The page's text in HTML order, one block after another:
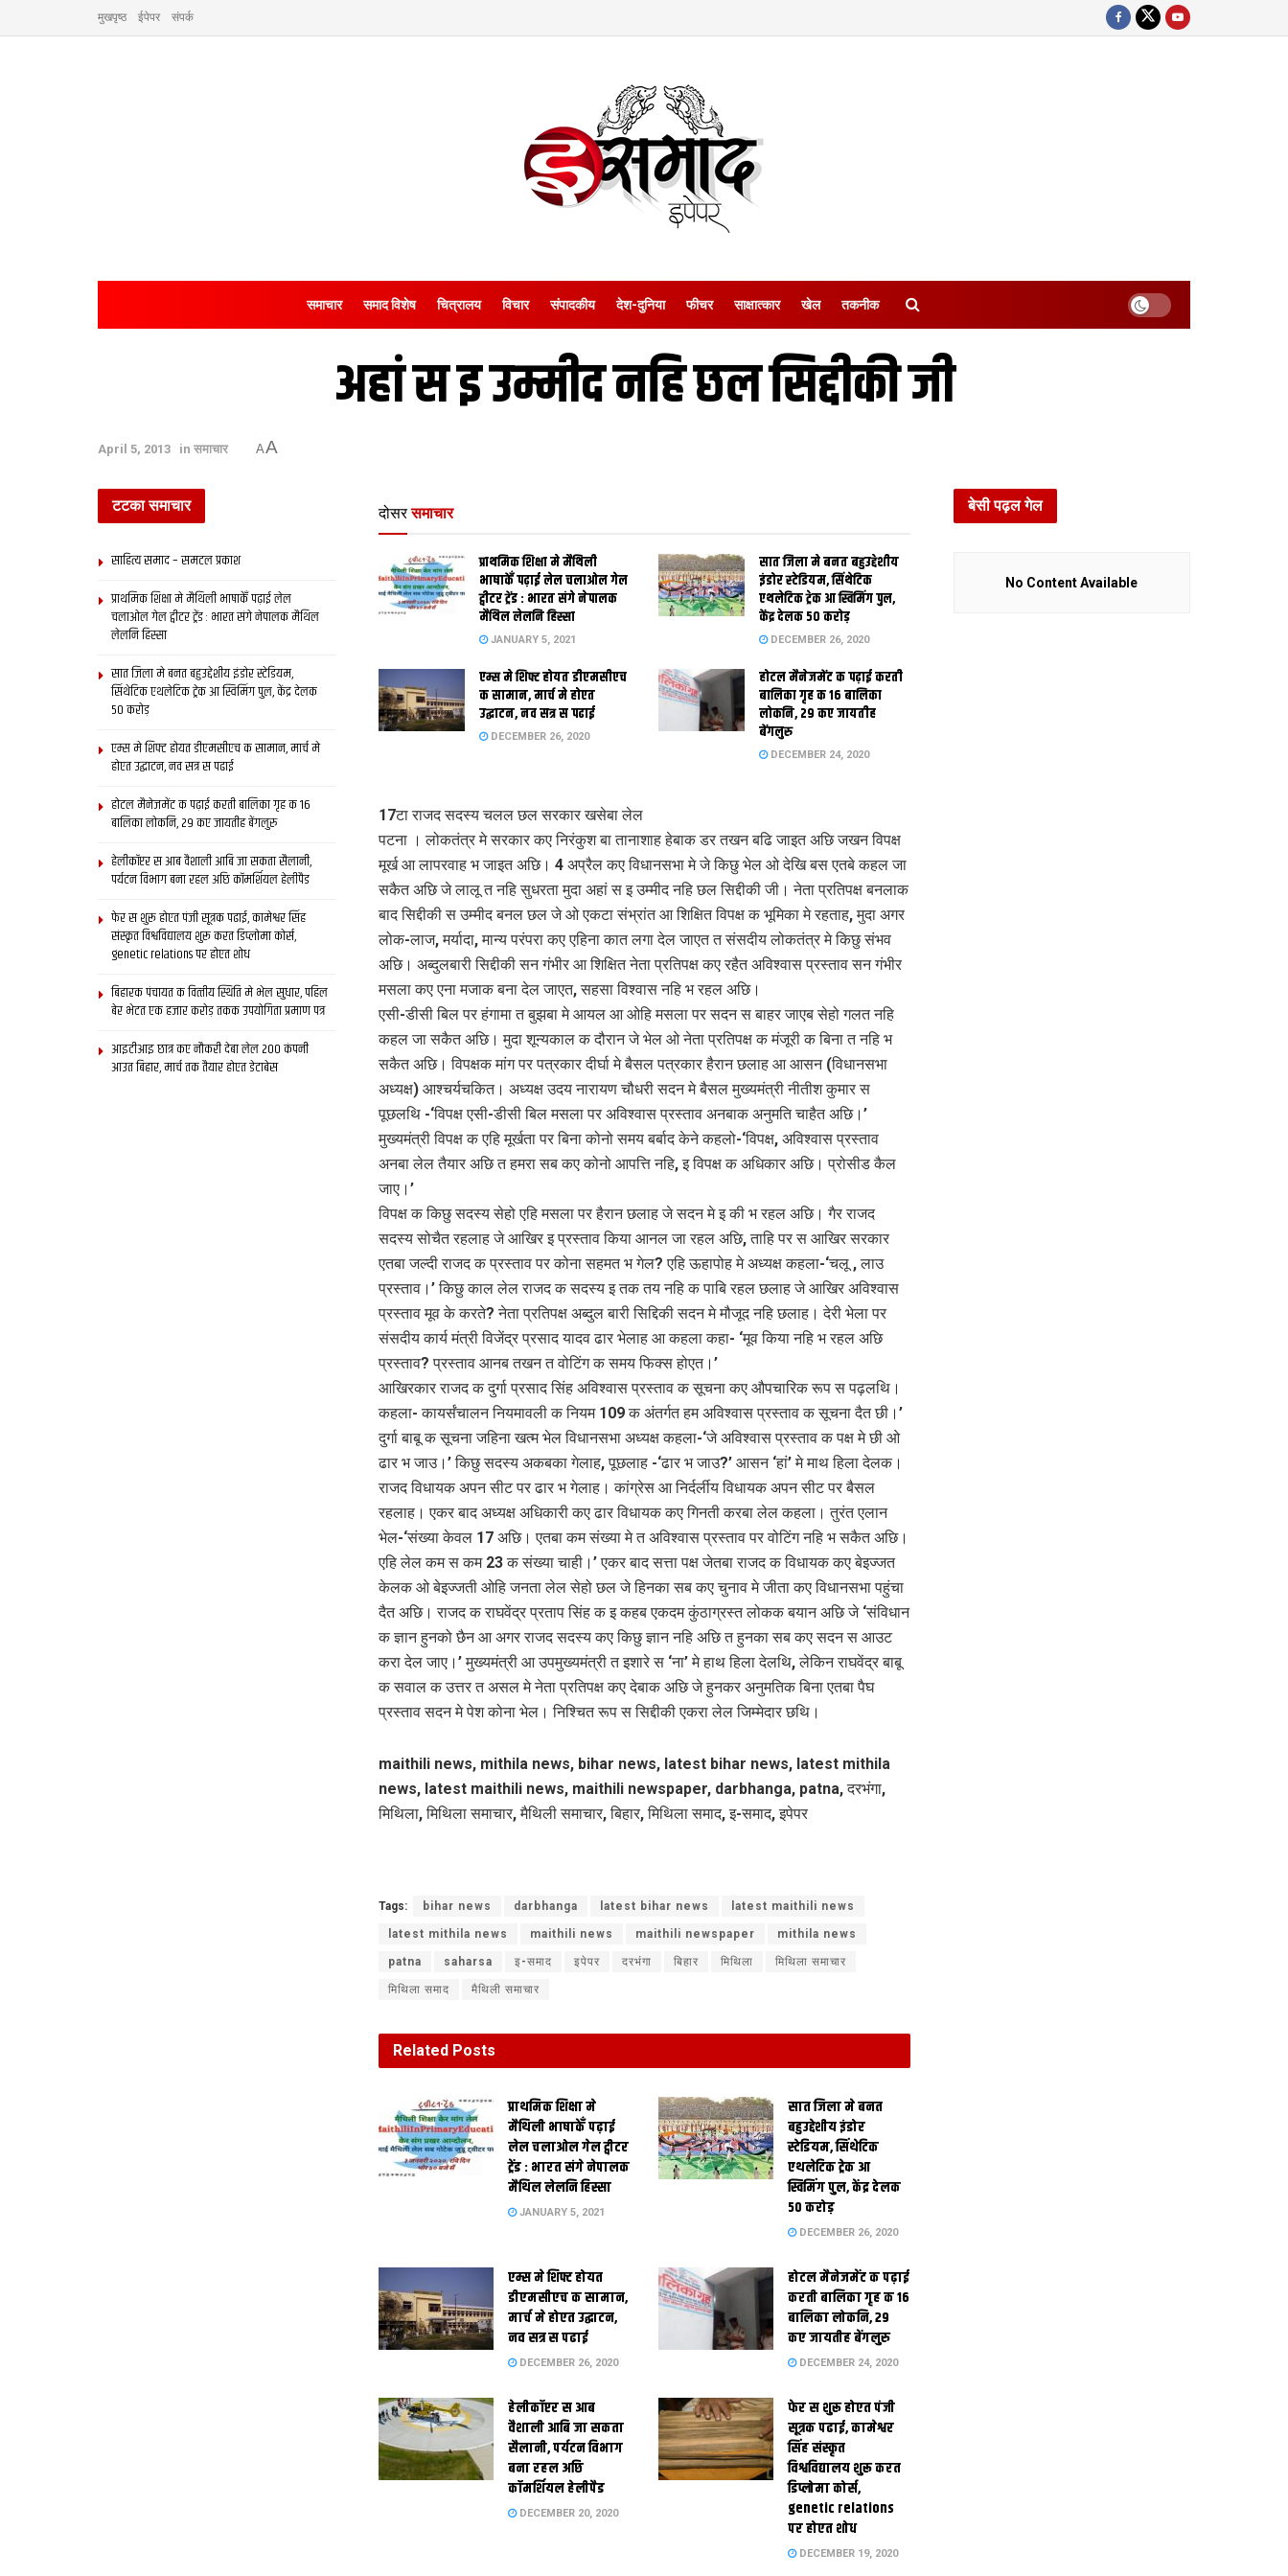
मुखपृष्ठ ईपेपर संपर्क
समाचार समाद विशेष चित्रालय विचार संपादकीय देश-दुनिया फीचर साक्षात्‍कार खेल तकनीक
अहां स इ उम्मीद नहि छल सिद्दीकी जी
April 5, 2013 in समाचार AA
दोसर समाचार
प्राथमिक शि‍क्षा मे मैथि‍ली
भाषाकेँ पढ़ाई लेल चलाओल गेल
ट्वीटर ट्रेंड : भारत संगे नेपालक
मैथिल लेलनि हिस्सा
JANUARY 5, 2021
सात जिला मे बनत बहुउद्देशीय
इंडोर स्‍टेडि‍यम, सिंथेटिक
एथलेटिक ट्रेक आ स्विमिंग पुल,
केंद्र देलक 50 करोड़
DECEMBER 26, 2020
एम्स मे शिफ्ट होयत डीएमसीएच
क सामान, मार्च मे होएत
उद्घाटन, नव सत्र स पढाई
DECEMBER 26, 2020
होटल मैनेजमेंट क पढ़ाई करती
बालिका गृह क 16 बालिका
लोकनि, 29 कए जायतीह
बेंगलुरु
DECEMBER 24, 2020
17टा राजद सदस्य चलल छल सरकार खसेबा लेल
पटना । लोकतंत्र मे सरकार कए निरंकुश बा तानाशाह हेबाक डर तखन बढि जाइत अछि जखन विपक्ष
मूर्ख आ लापरवाह भ जाइत अछि। 4 अप्रैल कए विधानसभा मे जे किछु भेल ओ देखि बस एतबे कहल जा
सकैत अछि जे लालू त नहि सुधरता मुदा अहां स इ उम्मीद नहि छल सिद्दीकी जी। नेता प्रतिपक्ष बनलाक
बाद सिद्दीकी स उम्मीद बनल छल जे ओ एकटा संभ्रांत आ शिक्षित विपक्ष क भूमिका मे रहताह, मुदा अगर
लोक-लाज, मर्यादा, मान्य परंपरा कए एहिना कात लगा देल जाएत त संसदीय लोकतंत्र मे किछु संभव
अछि। अब्दुलबारी सिद्दीकी सन गंभीर आ शिक्षित नेता प्रतिपक्ष कए रहैत अविश्वास प्रस्ताव सन गंभीर
मसला कए एना मजाक बना देल जाएत, सहसा विश्वास नहि भ रहल अछि।
एसी-डीसी बिल पर हंगामा त बुझबा मे आयल आ ओहि मसला पर सदन स बाहर जाएब सेहो गलत नहि
कहल जा सकैत अछि। मुदा शून्यकाल क दौरान जे भेल ओ नेता प्रतिपक्ष क मंजूरी क बिना त नहि भ
सकैत अछि। विपक्षक मांग पर पत्रकार दीर्घा मे बैसल पत्रकार हैरान छलाह आ आसन (विधानसभा
अध्यक्ष) आश्चर्यचकित। अध्यक्ष उदय नारायण चौधरी सदन मे बैसल मुख्यमंत्री नीतीश कुमार स
पूछलथि -‘विपक्ष एसी-डीसी बिल मसला पर अविश्वास प्रस्ताव अनबाक अनुमति चाहैत अछि।’
मुख्यमंत्री विपक्ष क एहि मूर्खता पर बिना कोनो समय बर्बाद केने कहलो-‘विपक्ष, अविश्वास प्रस्ताव
अनबा लेल तैयार अछि त हमरा सब कए कोनो आपत्ति नहि, इ विपक्ष क अधिकार अछि। प्रोसीड कैल
जाए।’
विपक्ष क किछु सदस्य सेहो एहि मसला पर हैरान छलाह जे सदन मे इ की भ रहल अछि। गैर राजद
सदस्य सोचैत रहलाह जे आखिर इ प्रस्ताव किया आनल जा रहल अछि, ताहि पर स आखिर सरकार
एतबा जल्दी राजद क प्रस्ताव पर कोना सहमत भ गेल? एहि ऊहापोह मे अध्यक्ष कहला-‘चलू , लाउ
प्रस्ताव।’ किछु काल लेल राजद क सदस्य इ तक तय नहि क पाबि रहल छलाह जे आखिर अविश्वास
प्रस्ताव मूव के करते? नेता प्रतिपक्ष अब्दुल बारी सिद्दिकी सदन मे मौजूद नहि छलाह। देरी भेला पर
संसदीय कार्य मंत्री विजेंद्र प्रसाद यादव ढार भेलाह आ कहला कहा- ‘मूव किया नहि भ रहल अछि
प्रस्ताव? प्रस्ताव आनब तखन त वोटिंग क समय फिक्स होएत।’
आखिरकार राजद क दुर्गा प्रसाद सिंह अविश्वास प्रस्ताव क सूचना कए औपचारिक रूप स पढ़लथि।
कहला- कायर्संचालन नियमावली क नियम 109 क अंतर्गत हम अविश्वास प्रस्ताव क सूचना दैत छी।’
दुर्गा बाबू क सूचना जहिना खत्म भेल विधानसभा अध्यक्ष कहला-‘जे अविश्वास प्रस्ताव क पक्ष मे छी ओ
ढार भ जाउ।’ किछु सदस्य अकबका गेलाह, पूछलाह -‘ढार भ जाउ?’ आसन ‘हां’ मे माथ हिला देलक।
राजद विधायक अपन सीट पर ढार भ गेलाह। कांग्रेस आ निर्दर्लीय विधायक अपन सीट पर बैसल
रहलाह। एकर बाद अध्यक्ष अधिकारी कए ढार विधायक कए गिनती करबा लेल कहला। तुरंत एलान
भेल-‘संख्या केवल 17 अछि। एतबा कम संख्या मे त अविश्वास प्रस्ताव पर वोटिंग नहि भ सकैत अछि।
एहि लेल कम स कम 23 क संख्या चाही।’ एकर बाद सत्ता पक्ष जेतबा राजद क विधायक कए बेइज्जत
केलक ओ बेइज्जती ओहि जनता लेल सेहो छल जे हिनका सब कए चुनाव मे जीता कए विधानसभा पहुंचा
दैत अछि। राजद क राघवेंद्र प्रताप सिंह क इ कहब एकदम कुंठाग्रस्त लोकक बयान अछि जे ‘संविधान
क ज्ञान हुनको छैन आ अगर राजद सदस्य कए किछु ज्ञान नहि अछि त हुनका सब कए सदन स आउट
करा देल जाए।’ मुख्यमंत्री आ उपमुख्यमंत्री त इशारे स ‘ना’ मे हाथ हिला देलथि, लेकिन राघवेंद्र बाबू
क सवाल क उत्तर त असल मे नेता प्रतिपक्ष कए देबाक अछि जे हुनकर अनुमतिक बिना एतबा पैघ
प्रस्ताव सदन मे पेश कोना भेल। निश्चित रूप स सिद्दीकी एकरा लेल जिम्मेदार छथि।
maithili news, mithila news, bihar news, latest bihar news, latest mithila
news, latest maithili news, maithili newspaper, darbhanga, patna, दरभंगा,
मिथिला, मिथिला समाचार, मैथिली समाचार, बिहार, मिथिला समाद, इ-समाद, इपेपर
Tags: bihar news darbhanga latest bihar news latest maithili news
latest mithila news maithili news maithili newspaper mithila news
patna saharsa इ-समाद इपेपर दरभंगा बिहार मिथिला मिथिला समाचार
मिथिला समाद मैथिली समाचार
Related Posts
प्राथमिक शि‍क्षा मे
मैथि‍ली भाषाकेँ पढ़ाई
लेल चलाओल गेल ट्वीटर
ट्रेंड : भारत संगे नेपालक
मैथिल लेलनि हिस्सा
JANUARY 5, 2021
सात जिला मे बनत
बहुउद्देशीय इंडोर
स्‍टेडि‍यम, सिंथेटिक
एथलेटिक ट्रेक आ
स्विमिंग पुल, केंद्र देलक
50 करोड़
DECEMBER 26, 2020
एम्स मे शिफ्ट होयत
डीएमसीएच क सामान,
मार्च मे होएत उद्घाटन,
नव सत्र स पढाई
DECEMBER 26, 2020
होटल मैनेजमेंट क पढ़ाई
करती बालिका गृह क 16
बालिका लोकनि, 29
कए जायतीह बेंगलुरु
DECEMBER 24, 2020
हेलीकॉप्टर स आब
वैशाली आबि जा सकता
सैलानी, पर्यटन विभाग
बना रहल अछि
कॉमर्शियल हेलीपैड
DECEMBER 20, 2020
फेर स शुरू होएत पंजी
सूत्रक पढाई, कामेश्वर
सिंह संस्कृत
विश्वविद्यालय शुरू करत
डिप्लोमा कोर्स,
genetic relations
पर होएत शोध
DECEMBER 19, 2020
टटका समाचार
साहित्य समाद – समटल प्रकाश
प्राथमिक शि‍क्षा मे मैथि‍ली भाषाकेँ पढ़ाई लेल
चलाओल गेल ट्वीटर ट्रेंड : भारत संगे नेपालक मैथिल
लेलनि हिस्सा
सात जिला मे बनत बहुउद्देशीय इंडोर स्‍टेडि‍यम,
सिंथेटिक एथलेटिक ट्रेक आ स्विमिंग पुल, केंद्र देलक
50 करोड़
एम्स मे शिफ्ट होयत डीएमसीएच क सामान, मार्च मे
होएत उद्घाटन, नव सत्र स पढाई
होटल मैनेजमेंट क पढ़ाई करती बालिका गृह क 16
बालिका लोकनि, 29 कए जायतीह बेंगलुरु
हेलीकॉप्टर स आब वैशाली आबि जा सकता सैलानी,
पर्यटन विभाग बना रहल अछि कॉमर्शियल हेलीपैड
फेर स शुरू होएत पंजी सूत्रक पढाई, कामेश्वर सिंह
संस्कृत विश्वविद्यालय शुरू करत डिप्लोमा कोर्स,
genetic relations पर होएत शोध
बिहारक पंचायत क वित्‍तीय स्थिति मे भेल सुधार, पहिल
बेर भेटत एक हजार करोड़ तकक उपयोगिता प्रमाण पत्र
आइटीआइ छात्र कए नौकरी देबा लेल 200 कंपनी
आउत बिहार, मार्च तक तैयार होएत डेटाबेस
बेसी पढ़ल गेल
No Content Available